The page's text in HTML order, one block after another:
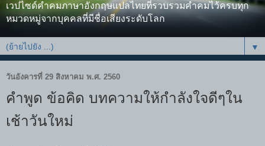
เวปไซด์คำคมภาษาอังกฤษแปลไทยที่รวบรวมคำคมไว้ครบทุก
หมวดหมู่จากบุคคลที่มีชื่อเสียงระดับโลก
▼
วันอังคารที่ 29 สิงหาคม พ.ศ. 2560
คำพูด ข้อคิด บทความให้กำลังใจดีๆใน
เช้าวันใหม่